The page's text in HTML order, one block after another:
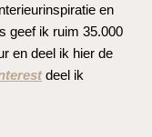
en
geef ik ruim 35.000
en deel ik hier de
deel ik